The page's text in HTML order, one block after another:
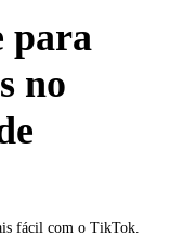
para
no
fácil com o TikTok.